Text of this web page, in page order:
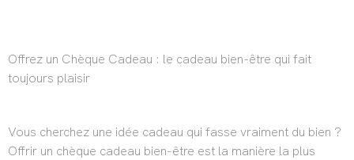
Offrez un Chèque Cadeau : le cadeau bien-être qui fait
toujours plaisir
Vous cherchez une idée cadeau qui fasse vraiment du bien ?
Offrir un chèque cadeau bien-être est la manière la plus